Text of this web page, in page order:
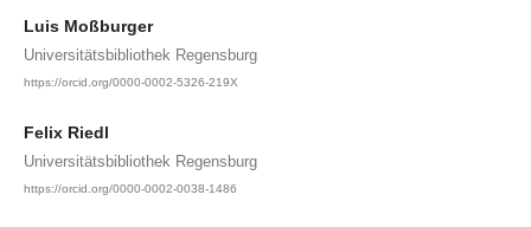
Luis Moßburger
Universitätsbibliothek Regensburg
https://orcid.org/0000-0002-5326-219X
Felix Riedl
Universitätsbibliothek Regensburg
https://orcid.org/0000-0002-0038-1486